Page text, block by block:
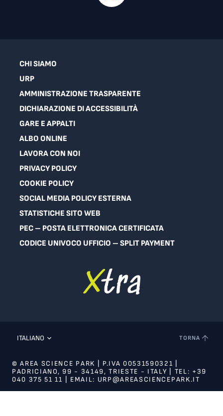
CHI SIAMO
URP
AMMINISTRAZIONE TRASPARENTE
DICHIARAZIONE DI ACCESSIBILITÀ
GARE E APPALTI
ALBO ONLINE
LAVORA CON NOI
PRIVACY POLICY
COOKIE POLICY
SOCIAL MEDIA POLICY ESTERNA
STATISTICHE SITO WEB
PEC – POSTA ELETTRONICA CERTIFICATA
CODICE UNIVOCO UFFICIO – SPLIT PAYMENT
ITALIANO TORNA
© AREA SCIENCE PARK | P.IVA 00531590321 |
PADRICIANO, 99 - 34149, TRIESTE - ITALY | TEL: +39
040 375 51 11 | EMAIL: URP@AREASCIENCEPARK.IT